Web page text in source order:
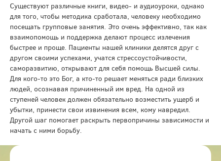
Существуют различные книги, видео- и аудиоуроки, однако
для того, чтобы методика сработала, человеку необходимо
посещать групповые занятия. Это очень эффективно, так как
взаимопомощь и поддержка делают процесс излечения
быстрее и проще. Пациенты нашей клиники делятся друг с
другом своими успехами, учатся стрессоустойчивости,
саморазвитию, открывают для себя помощь Высшей силы.
Для кого-то это Бог, а кто-то решает меняться ради близких
людей, осознавая причиненный им вред. На одной из
ступеней человек должен обязательно возместить ущерб и
убытки, принести свои извинения всем, кому навредил.
Другой шаг помогает раскрыть первопричины зависимости и
начать с ними борьбу.